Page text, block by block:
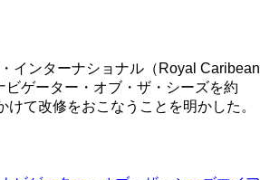
インターナショナル（Royal Caribean
ビゲーター・オブ・ザ・シーズを約
けて改修をおこなうことを明かした。